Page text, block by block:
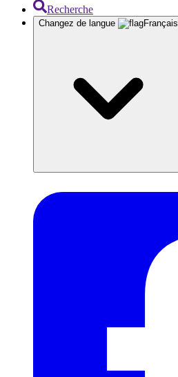
Recherche
Changez de langue Français